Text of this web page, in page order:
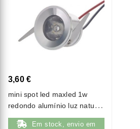
3,60 €
mini spot led maxled 1w
redondo alumínio luz natural
(4000k)
Em stock, envio em